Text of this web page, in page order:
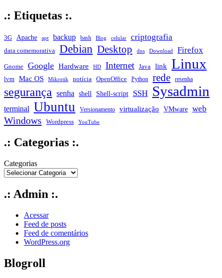
.: Etiquetas :.
3G Apache apt backup bash Blog celular criptografia
data comemorativa Debian Desktop dns Download Firefox
Gnome Google Hardware HD Internet Java link Linux
lvm Mac OS Mikrotik notícia OpenOffice Python rede resenha
segurança senha shell Shell-script SSH Sysadmin
terminal Ubuntu Versionamento virtualização VMware web
Windows Wordpress YouTube
.: Categorias :.
Categorias
.: Admin :.
Acessar
Feed de posts
Feed de comentários
WordPress.org
Blogroll